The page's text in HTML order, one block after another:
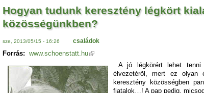
Hogyan tudunk keresztény légkört
közösségünkben?
sze, 2013/05/15 - 16:26 családok
Forrás: www.schoenstatt.hu
A jó légkörért lehet tenni
élvezetérõl, mert ez olyan
keresztény közösségben
fiatalok…! A pap pedig,